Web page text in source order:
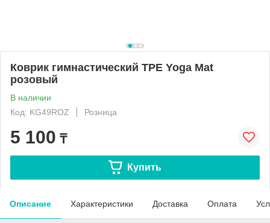
Коврик гимнастический TPE Yoga Mat
розовый
В наличии
Код: KG49ROZ
Розница
5 100 ₸
Купить
Описание Характеристики Доставка Оплата